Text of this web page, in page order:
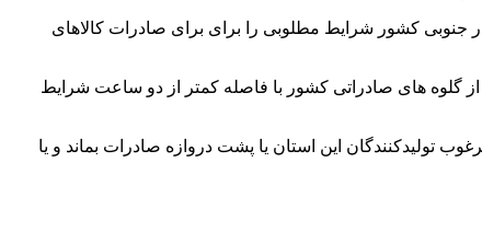
جنوبی کشور شرایط مطلوبی را برای برای صادرات کالاهای
از گلوه های صادراتی کشور با فاصله کمتر از دو ساعت شرایط
تولیدکنندگان این استان یا پشت دروازه صادرات بماند و یا